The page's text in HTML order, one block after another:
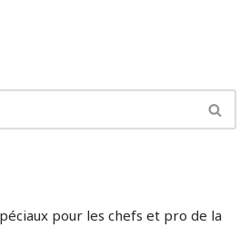
pour les chefs et pro de la